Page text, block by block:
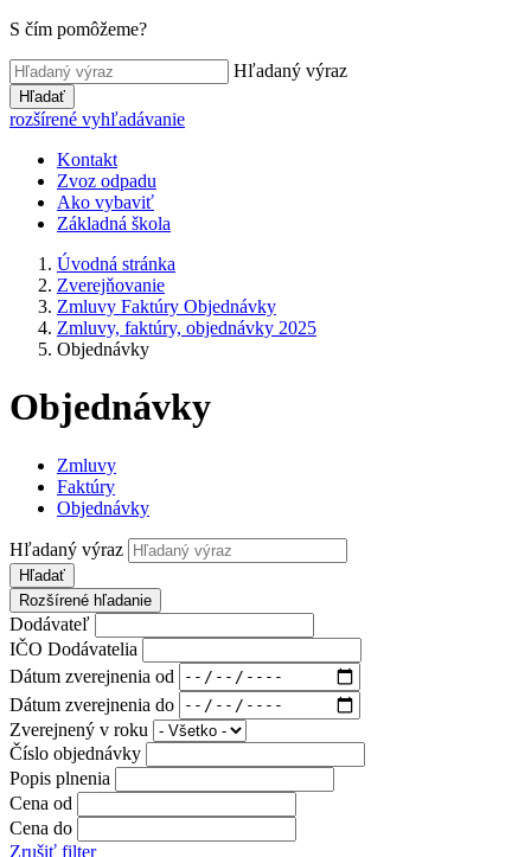
S čím pomôžeme?
Hľadaný výraz
Hľadať
rozšírené vyhľadávanie
Kontakt
Zvoz odpadu
Ako vybaviť
Základná škola
Úvodná stránka
Zverejňovanie
Zmluvy Faktúry Objednávky
Zmluvy, faktúry, objednávky 2025
Objednávky
Objednávky
Zmluvy
Faktúry
Objednávky
Hľadaný výraz
Hľadať
Rozšírené hľadanie
Dodávateľ
IČO Dodávatelia
Dátum zverejnenia od
Dátum zverejnenia do
Zverejnený v roku
Číslo objednávky
Popis plnenia
Cena od
Cena do
Zrušiť filter